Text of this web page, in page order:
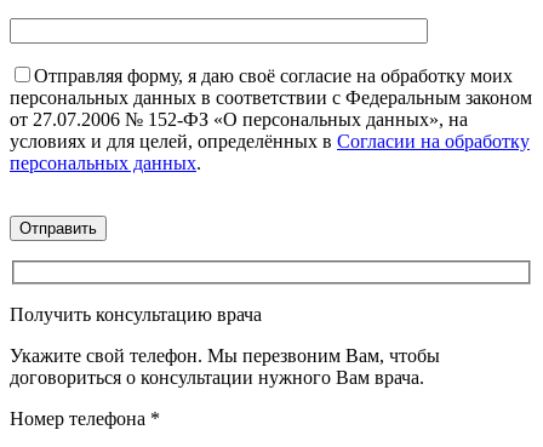
Отправляя форму, я даю своё согласие на обработку моих
персональных данных в соответствии с Федеральным законом
от 27.07.2006 № 152-ФЗ «О персональных данных», на
условиях и для целей, определённых в Согласии на обработку
персональных данных.
Получить консультацию врача
Укажите свой телефон. Мы перезвоним Вам, чтобы
договориться о консультации нужного Вам врача.
Номер телефона *